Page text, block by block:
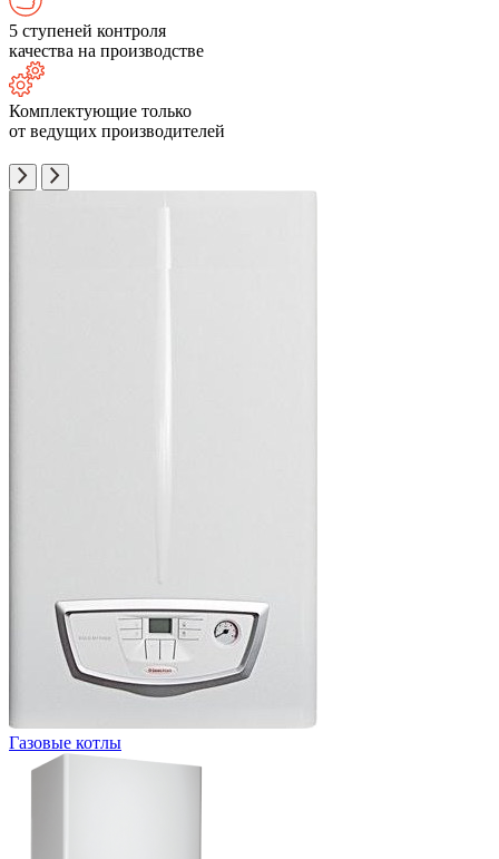
5 ступеней контроля
качества на производстве
Комплектующие только
от ведущих производителей
Газовые котлы